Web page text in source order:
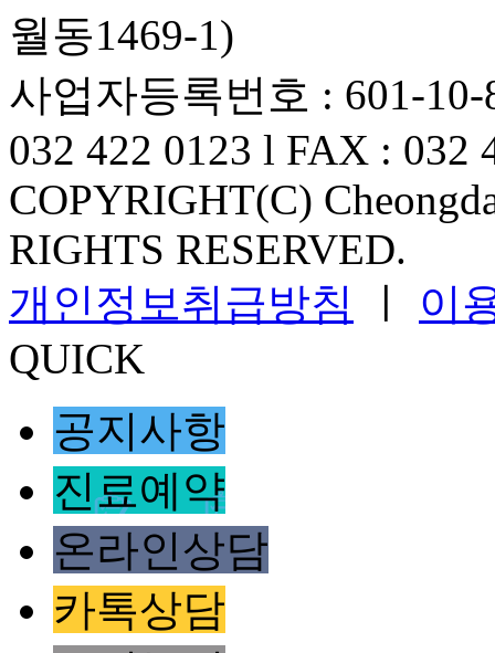
월동1469-1)
사업자등록번호 : 601-
032 422 0123 l FAX : 032
COPYRIGHT(C)
RIGHTS RESERVED.
개인정보취급방침
이
QUICK
공지사항
진료예약
온라인상담
카톡상담